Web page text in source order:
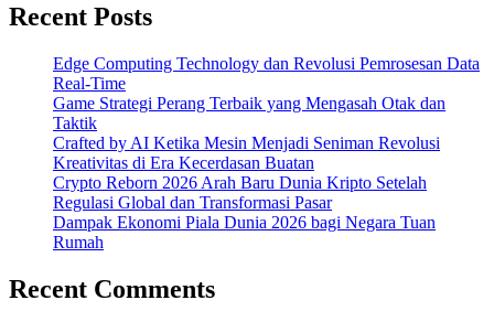
Recent Posts
Edge Computing Technology dan Revolusi Pemrosesan Data
Real-Time
Game Strategi Perang Terbaik yang Mengasah Otak dan
Taktik
Crafted by AI Ketika Mesin Menjadi Seniman Revolusi
Kreativitas di Era Kecerdasan Buatan
Crypto Reborn 2026 Arah Baru Dunia Kripto Setelah
Regulasi Global dan Transformasi Pasar
Dampak Ekonomi Piala Dunia 2026 bagi Negara Tuan
Rumah
Recent Comments